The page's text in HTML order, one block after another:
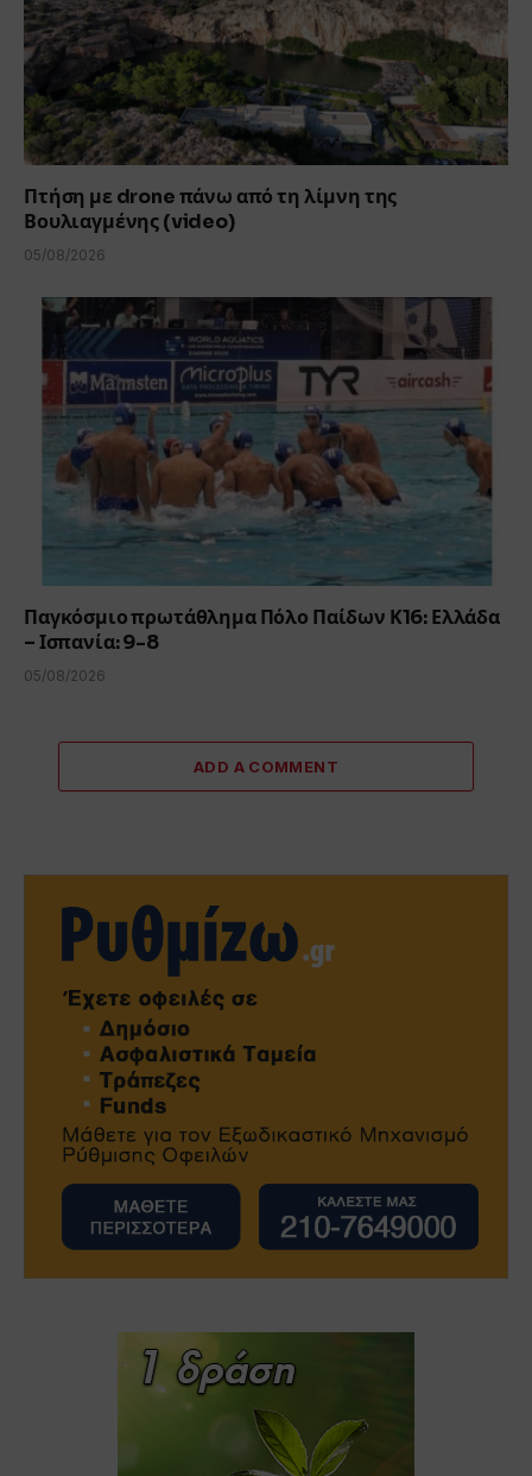
Πτήση με drone πάνω από τη λίμνη της
Βουλιαγμένης (video)
05/08/2026
Παγκόσμιο πρωτάθλημα Πόλο Παίδων Κ16: Ελλάδα
– Ισπανία: 9-8
05/08/2026
ADD A COMMENT